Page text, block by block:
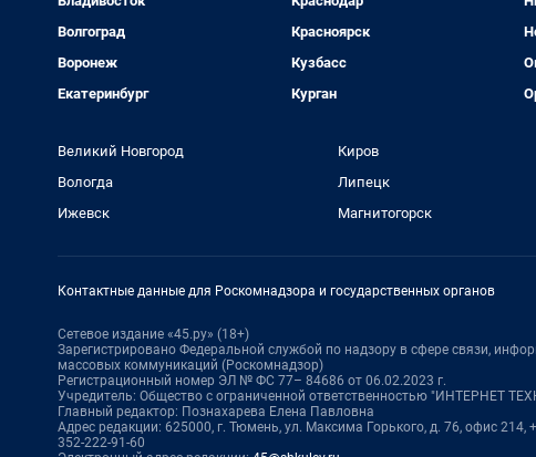
Волгоград
Воронеж
Екатеринбург
Красноярск
Кузбасс
Курган
Великий Новгород
Вологда
Ижевск
Киров
Липецк
Магнитогорск
Контактные данные для Роскомнадзора и государственных органов
Сетевое издание «45.ру» (18+)
Зарегистрировано Федеральной службой по надзору в сфере связи,
массовых коммуникаций (Роскомнадзор)
Регистрационный номер ЭЛ № ФС 77– 84686 от 06.02.2023 г.
Учредитель: Общество с ограниченной ответственностью "ИНТЕРНЕТ
Главный редактор: Познахарева Елена Павловна
Адрес редакции: 625000, г. Тюмень, ул. Максима Горького, д. 76, офис 214,
352-222-91-60